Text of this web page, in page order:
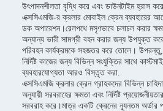
উৎপাদনশীলতা বৃদ্ধি করে এবং ডাউনটাইম হ্রাস
এক্সসিএমজি-র ক্রলার মোবাইল ক্রেন ব্যবহারের
ডক অপারেশন।রেলপথে মসৃণভাবে চলাচল করার
অন্যান্য ভারী সামগ্রী বহন করার জন্য উপযুক্ত
পরিবহন কার্যক্রমকে সহজতর করে তোলে।
নির্দিষ্ট কাজের জন্য বিভিন্ন সংযুক্তির সাথে
ব্যবহারযোগ্যতা আরও বিস্তৃত করা.
এক্সসিএমজি ক্রলার ক্রেন গ্রাহকদের বিভিন্ন
অনুযায়ী সরবরাহের ক্ষমতা এবং নির্দিষ্ট
সরবরাহ করে।মাত্র একটি ক্রেনের ন্যূনতম